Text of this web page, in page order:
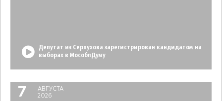
Депутат из Серпухова зарегистрирован кандидатом на
выборах в МособлДуму
7
АВГУСТА
2026